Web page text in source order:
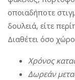
οποιαδήποτε
δουλειά, είτε
Διαθέτει όσο
Χρόνος
Δωρεάν